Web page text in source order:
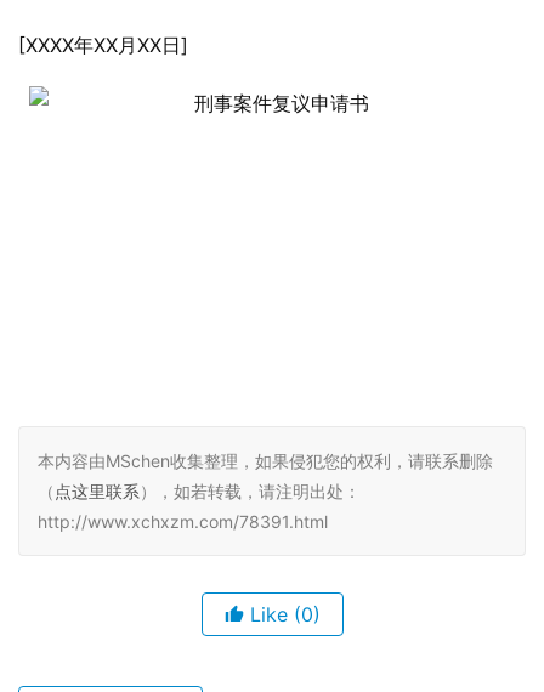
[XXXX年XX月XX日]
本内容由MSchen收集整理，如果侵犯您的权利，请联系删除
（ 点这里联系），如若转载，请注明出处：
http://www.xchxzm.com/78391.html
Like (0)